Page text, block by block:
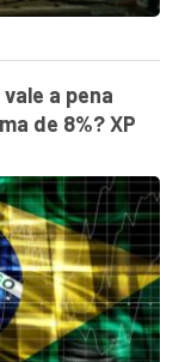
a pena
de 8%? XP